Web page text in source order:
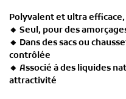
Polyvalent et ultra efficace,
🔸 Seul, pour des
🔸 Dans des sacs ou
contrôlée
🔸 Associé à des liquides
attractivité